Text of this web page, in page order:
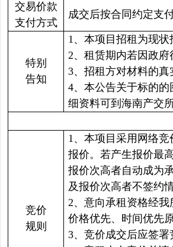
交易价款
支付方式
成交后按合同约定支付
特别
告知
1、本项目招租为现
2、租赁期内若因政
3、招租方对材料的真
4、本公告关于标的
细资料可到海南产交
竞价
规则
1、本项目采用网络
报价。若产生报价最
报价次高者自动成为
及报价次高者不签约
2、意向承租资格经
价格优先、时间优先
3、竞价成交后应签